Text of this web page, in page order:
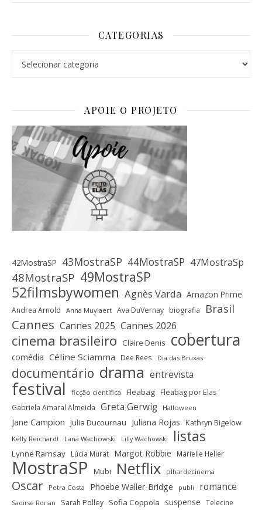
CATEGORIAS
APOIE O PROJETO
42MostraSP 43MostraSP 44MostraSP 47MostraSp
48MostraSP 49MostraSP
52filmsbywomen Agnès Varda Amazon Prime
Andrea Arnold Anna Muylaert Ava DuVernay biografia Brasil
Cannes Cannes 2025 Cannes 2026
cinema brasileiro Claire Denis cobertura
comédia Céline Sciamma Dee Rees Dia das Bruxas
documentário drama entrevista
festival ficção científica Fleabag Fleabag por Elas
Gabriela Amaral Almeida Greta Gerwig Halloween
Jane Campion Julia Ducournau Juliana Rojas Kathryn Bigelow
Kelly Reichardt Lana Wachowski Lilly Wachowski listas
Lynne Ramsay Lúcia Murat Margot Robbie Marielle Heller
MostraSP Mubi Netflix olhardecinema
Oscar Petra Costa Phoebe Waller-Bridge publi romance
Saoirse Ronan Sarah Polley Sofia Coppola suspense Telecine